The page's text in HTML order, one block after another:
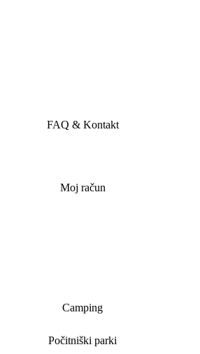
FAQ & Kontakt
Moj račun
Camping
Počitniški parki